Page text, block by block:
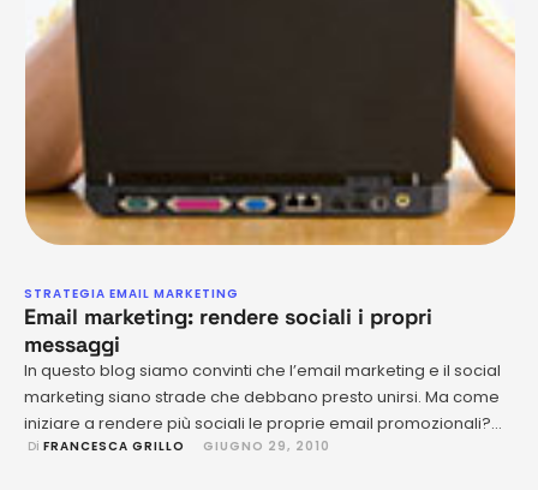
STRATEGIA EMAIL MARKETING
Email marketing: rendere sociali i propri
messaggi
In questo blog siamo convinti che l’email marketing e il social
marketing siano strade che debbano presto unirsi. Ma come
iniziare a rendere più sociali le proprie email promozionali?
Ecco alcuni consigli, come sempre non tutti si applicano
Di FRANCESCA GRILLO GIUGNO 29, 2010